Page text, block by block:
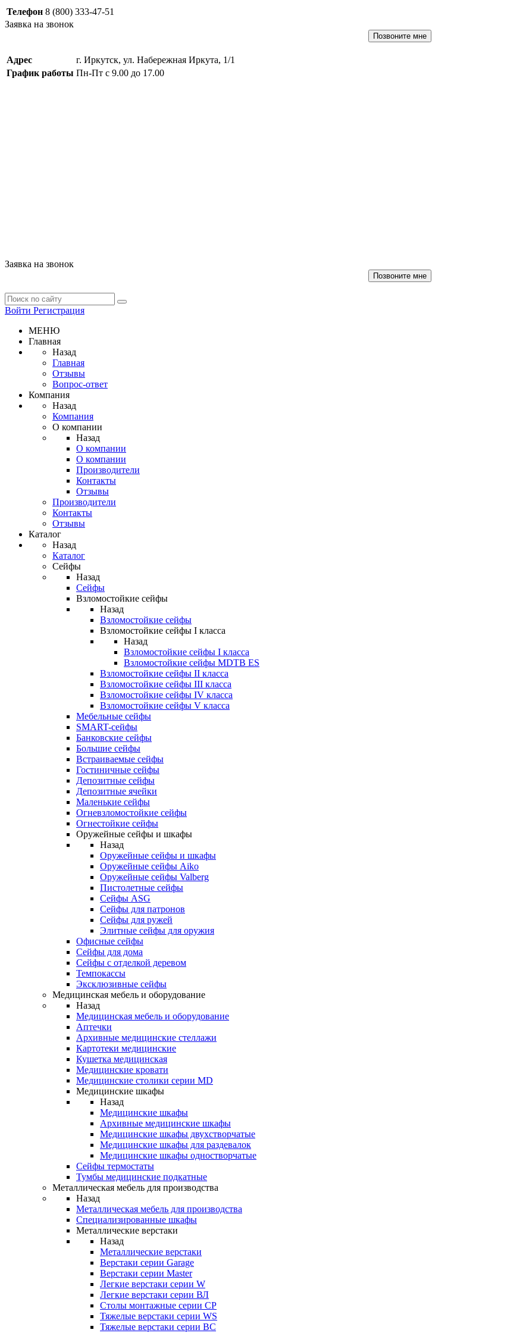
Телефон 8 (800) 333-47-51
Заявка на звонок
Позвоните мне
Адрес
г. Иркутск, ул. Набережная Иркута, 1/1
График работы Пн-Пт с 9.00 до 17.00
Заявка на звонок
Позвоните мне
Войти Регистрация
МЕНЮ
Главная
Назад
Главная
Отзывы
Вопрос-ответ
Компания
Назад
Компания
О компании
Назад
О компании
О компании
Производители
Контакты
Отзывы
Производители
Контакты
Отзывы
Каталог
Назад
Каталог
Сейфы
Назад
Сейфы
Взломостойкие сейфы
Назад
Взломостойкие сейфы
Взломостойкие сейфы I класса
Назад
Взломостойкие сейфы I класса
Взломостойкие сейфы MDTB ES
Взломостойкие сейфы II класса
Взломостойкие сейфы III класса
Взломостойкие сейфы IV класса
Взломостойкие сейфы V класса
Мебельные сейфы
SMART-сейфы
Банковские сейфы
Большие сейфы
Встраиваемые сейфы
Гостиничные сейфы
Депозитные сейфы
Депозитные ячейки
Маленькие сейфы
Огневзломостойкие сейфы
Огнестойкие сейфы
Оружейные сейфы и шкафы
Назад
Оружейные сейфы и шкафы
Оружейные сейфы Aiko
Оружейные сейфы Valberg
Пистолетные сейфы
Сейфы ASG
Сейфы для патронов
Сейфы для ружей
Элитные сейфы для оружия
Офисные сейфы
Сейфы для дома
Сейфы с отделкой деревом
Темпокассы
Эксклюзивные сейфы
Медицинская мебель и оборудование
Назад
Медицинская мебель и оборудование
Аптечки
Архивные медицинские стеллажи
Картотеки медицинские
Кушетка медицинская
Медицинские кровати
Медицинские столики серии MD
Медицинские шкафы
Назад
Медицинские шкафы
Архивные медицинские шкафы
Медицинские шкафы двухстворчатые
Медицинские шкафы для раздевалок
Медицинские шкафы одностворчатые
Сейфы термостаты
Тумбы медицинские подкатные
Металлическая мебель для производства
Назад
Металлическая мебель для производства
Cпециализированные шкафы
Металлические верстаки
Назад
Металлические верстаки
Верстаки серии Garage
Верстаки серии Master
Легкие верстаки серии W
Легкие верстаки серии ВЛ
Столы монтажные серии СР
Тяжелые верстаки серии WS
Тяжелые верстаки серии ВС